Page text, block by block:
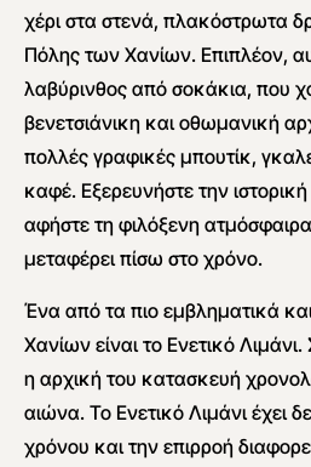
χέρι στα στενά, πλακόστρωτα
Πόλης των Χανίων. Επιπλέον,
λαβύρινθος από σοκάκια, που
βενετσιάνικη και οθωμανική
πολλές γραφικές μπουτίκ,
καφέ. Εξερευνήστε την
αφήστε τη φιλόξενη
μεταφέρει πίσω στο χρόνο.
Ένα από τα πιο εμβληματικά
Χανίων είναι το Ενετικό
η αρχική του κατασκευή
αιώνα. Το Ενετικό Λιμάνι έχει
χρόνου και την επιρροή